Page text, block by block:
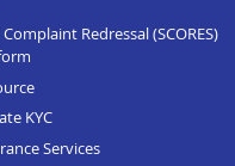
Complaint Redressal (SCORES)
KYC
Services